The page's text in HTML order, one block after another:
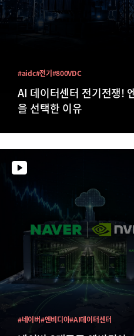
AI 데이터센터 전기전쟁!
을 선택한 이유
#aidc#전기#800VDC
#네이버#엔비디아#AI데이터센터